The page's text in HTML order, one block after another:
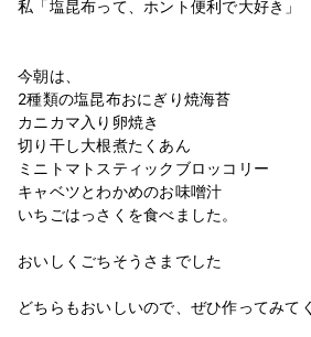
私「塩昆布って、ホント便利で大好き」
今朝は、
2種類の塩昆布おにぎり焼海苔
カニカマ入り卵焼き
切り干し大根煮たくあん
ミニトマトスティックブロッコリー
キャベツとわかめのお味噌汁
いちごはっさくを食べました。
おいしくごちそうさまでした
どちらもおいしいので、ぜひ作ってみて